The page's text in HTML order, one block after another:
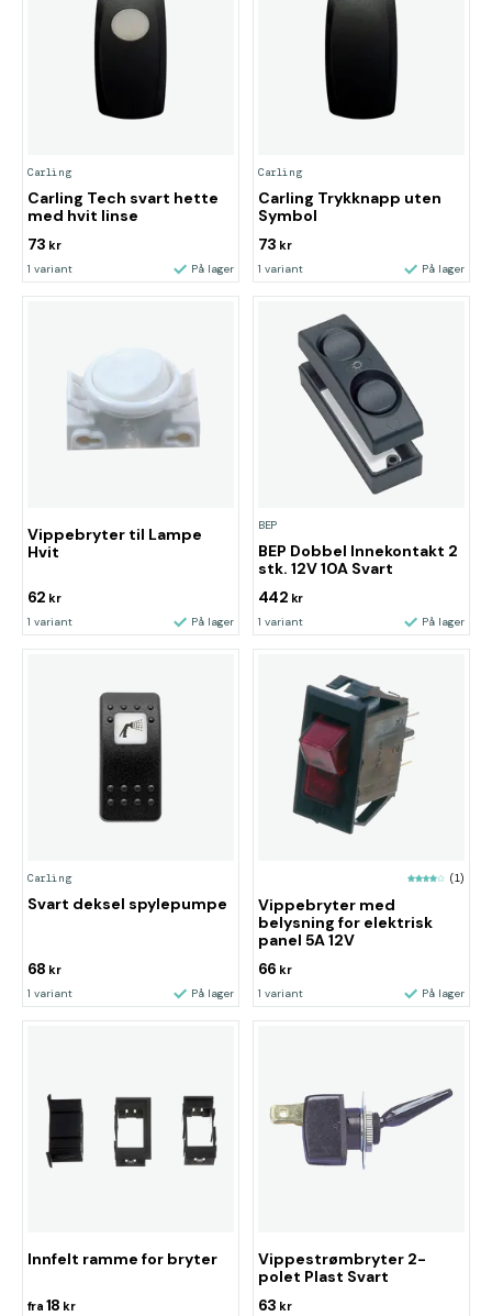
Carling
Carling Tech svart hette
med hvit linse
73 kr
1 variant På lager
Carling
Carling Trykknapp uten
Symbol
73 kr
1 variant På lager
Vippebryter til Lampe
Hvit
62 kr
1 variant På lager
BEP
BEP Dobbel Innekontakt 2
stk. 12V 10A Svart
442 kr
1 variant På lager
Carling
Svart deksel spylepumpe
68 kr
1 variant På lager
(1)
Vippebryter med
belysning for elektrisk
panel 5A 12V
66 kr
1 variant På lager
Innfelt ramme for bryter
fra 18 kr
Vippestrømbryter 2-
polet Plast Svart
63 kr